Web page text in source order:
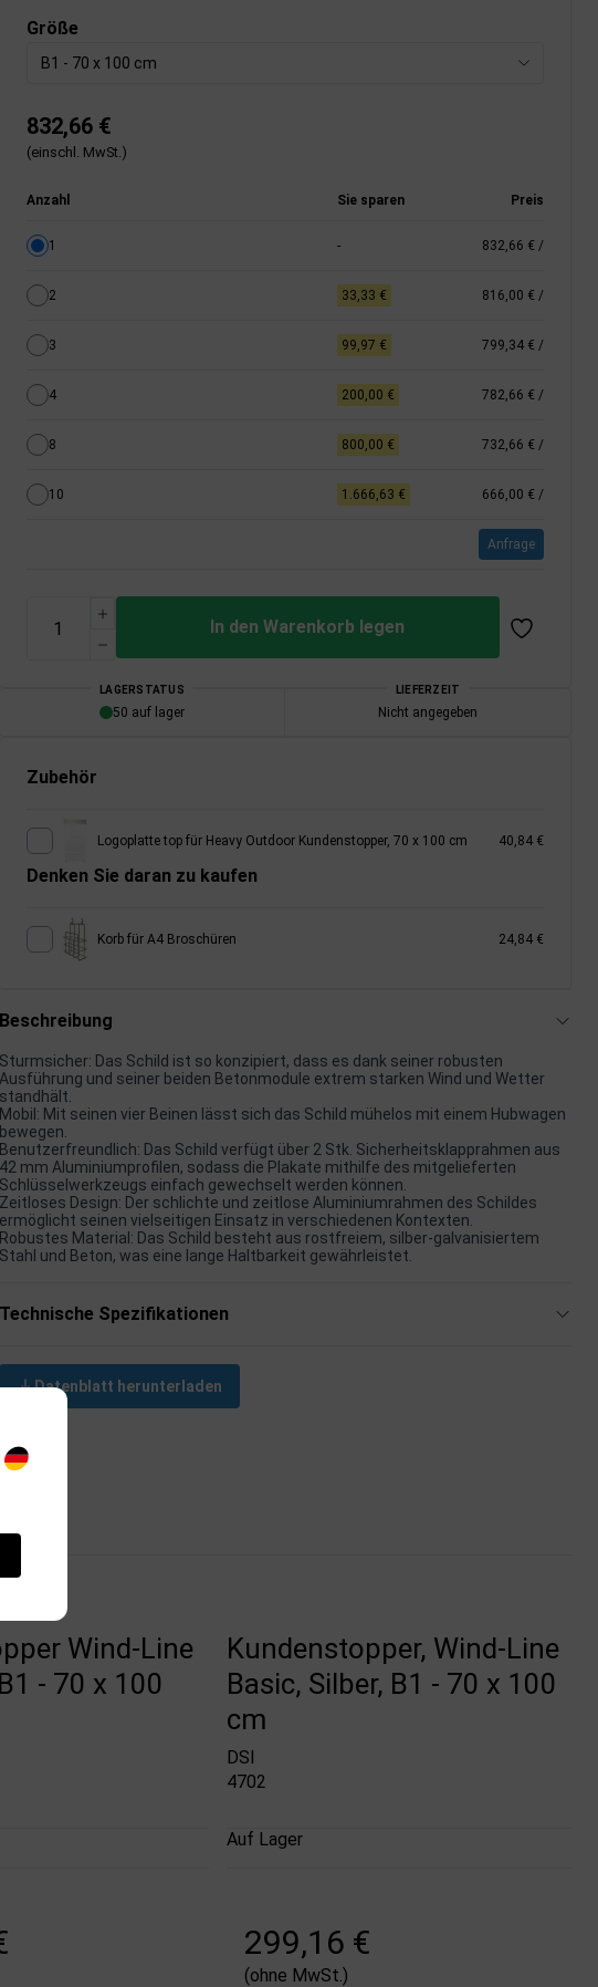
Größe
B1 - 70 x 100 cm
832,66 €
(einschl. MwSt.)
Anzahl Sie sparen Preis
1 - 832,66 € /
2 33,33 € 816,00 € /
3 99,97 € 799,34 € /
4 200,00 € 782,66 € /
8 800,00 € 732,66 € /
10 1.666,63 € 666,00 € /
Anfrage
In den Warenkorb legen
LAGERSTATUS
50 auf lager
LIEFERZEIT
Nicht angegeben
Zubehör
Logoplatte top für Heavy Outdoor Kundenstopper, 70 x 100 cm 40,84 €
Denken Sie daran zu kaufen
Korb für A4 Broschüren 24,84 €
Beschreibung
Sturmsicher: Das Schild ist so konzipiert, dass es dank seiner robusten
Ausführung und seiner beiden Betonmodule extrem starken Wind und Wetter
standhält.
Mobil: Mit seinen vier Beinen lässt sich das Schild mühelos mit einem Hubwagen
bewegen.
Benutzerfreundlich: Das Schild verfügt über 2 Stk. Sicherheitsklapprahmen aus
42 mm Aluminiumprofilen, sodass die Plakate mithilfe des mitgelieferten
Schlüsselwerkzeugs einfach gewechselt werden können.
Zeitloses Design: Der schlichte und zeitlose Aluminiumrahmen des Schildes
ermöglicht seinen vielseitigen Einsatz in verschiedenen Kontexten.
Robustes Material: Das Schild besteht aus rostfreiem, silber-galvanisiertem
Stahl und Beton, was eine lange Haltbarkeit gewährleistet.
Technische Spezifikationen
Datenblatt herunterladen
Wind-Line
- 70 x 100
Kundenstopper, Wind-Line
Basic, Silber, B1 - 70 x 100
cm
DSI
4702
Auf Lager
299,16 €
(ohne MwSt.)